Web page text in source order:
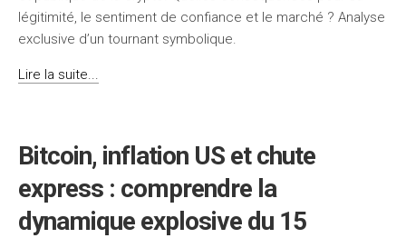
légitimité, le sentiment de confiance et le marché ? Analyse
exclusive d’un tournant symbolique.
Lire la suite...
Bitcoin, inflation US et chute
express : comprendre la
dynamique explosive du 15